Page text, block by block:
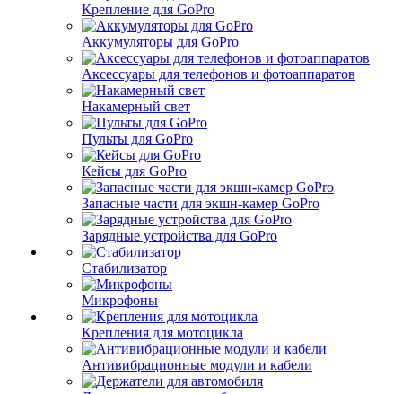
Крепление для GoPro
Аккумуляторы для GoPro
Аксессуары для телефонов и фотоаппаратов
Накамерный свет
Пульты для GoPro
Кейсы для GoPro
Запасные части для экшн-камер GoPro
Зарядные устройства для GoPro
Стабилизатор
Микрофоны
Крепления для мотоцикла
Антивибрационные модули и кабели